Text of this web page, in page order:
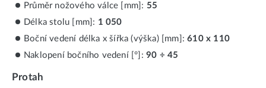
Průměr nožového válce [mm]: 55
Délka stolu [mm]: 1 050
Boční vedení délka x šířka (výška) [mm]:610 x 110
Naklopení bočního vedení [°]: 90 ÷ 45
Protah